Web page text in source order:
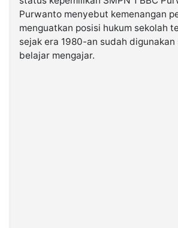
Purwanto menyebut kemenangan
menguatkan posisi hukum sekolah
sejak era 1980-an sudah
belajar mengajar.